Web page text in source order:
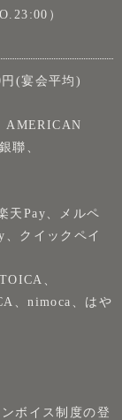
）
(宴会平均)
AMERICAN
聯、
天Pay、メルペ
クイックペイ
、
、nimoca、はや
ボイス制度の登